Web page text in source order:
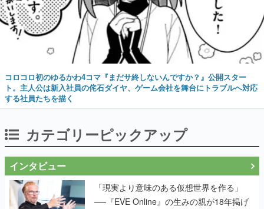
コロコロ初のゆるかわ4コマ『まだサ終しないんですか？』公開スター
ト。主人公は新入社員の侘石ダイヤ、ゲーム会社を舞台にトラブルへ対応
する社員たちを描く
カテゴリーピックアップ
インタビュー
「現実より意味のある仮想世界を作る」
──『EVE Online』の生みの親が18年掲げ